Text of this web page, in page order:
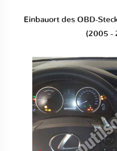
Einbauort des OBD-
(2005 -